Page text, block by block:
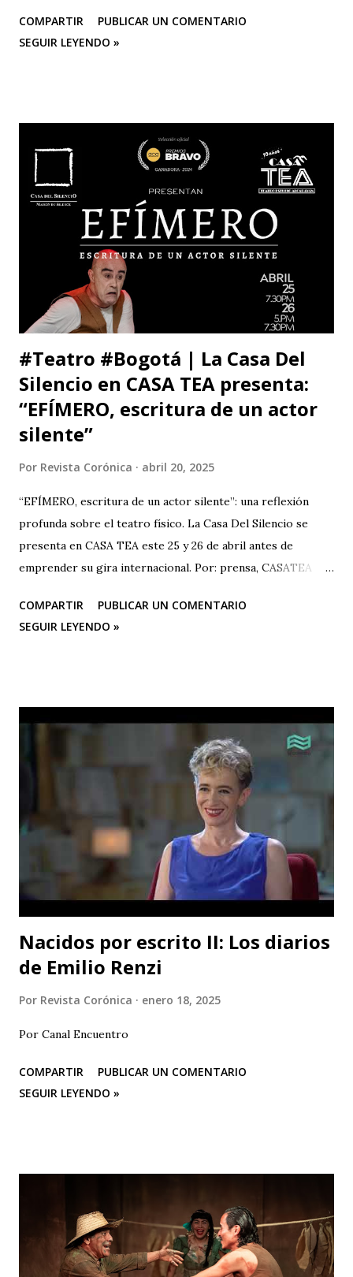
Experimental de las Artes (UNEARTE), de Venezuela, en la
nueva edición del XIV Congreso Internacional El Cuerpo en
Francisco José de Caldas (Bogotá, Colombia). El congreso
cuenta con el respaldo de instituciones académicas de gran
prestigio como la Universidad Michoacana de San Nicolás
de Hidalgo (México), la Facultad de Estudios Superiores
Iztacala (UNAM, México) y la Facultad de Estudios
Superiores Acatlán (UNAM, México), además de un comité
organizador comprometido con abrir nuevas miradas sobre
el cuerpo, la esce...
COMPARTIR
PUBLICAR UN COMENTARIO
SEGUIR LEYENDO »
#Teatro #Bogotá | La Casa Del
Silencio en CASA TEA presenta:
“EFÍMERO, escritura de un actor
silente”
Por Revista Corónica abril 20, 2025
“EFÍMERO, escritura de un actor silente”: una reflexión
profunda sobre el teatro físico. La Casa Del Silencio se
presenta en CASA TEA este 25 y 26 de abril antes de
emprender su gira internacional. Por: prensa, CASATEA
CASA TEA con sus últimas funciones este 25 y 26 de abril de
“Efímero”, La Casa del Silencio se embarcará en una gira
imborrable en todos los que la presencien." La Casa del
Silencio se embarcará nuevamente en una gira
internacional, llevando su importante trabajo de teatro
físico con funciones y seminarios a escenarios de Portugal
(dónde La Casa Del Silencio tiene una presencia significativa
ya que el teatro físico tiene un lugar muy importante en la
escena Portuguesa), posteriormente irán a Valencia y
Barcelona. Juan Carlos Agudelo P...
COMPARTIR
PUBLICAR UN COMENTARIO
SEGUIR LEYENDO »
Nacidos por escrito II: Los diarios
de Emilio Renzi
Por Revista Corónica enero 18, 2025
Por Canal Encuentro
COMPARTIR
PUBLICAR UN COMENTARIO
SEGUIR LEYENDO »